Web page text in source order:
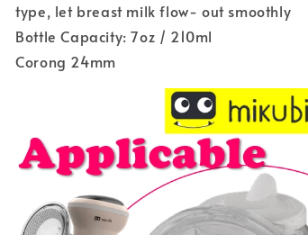
type, let breast milk flow- out smoothly
Bottle Capacity: 7oz / 210ml
Corong 24mm